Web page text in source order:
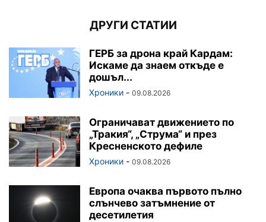
ДРУГИ СТАТИИ
ГЕРБ за дрона край Кардам:
Искаме да знаем откъде е
дошъл...
Хроники - 09.08.2026
Ограничават движението по
„Тракия“, „Струма“ и през
Кресненското дефиле
Хроники - 09.08.2026
Европа очаква първото пълно
слънчево затъмнение от
десетилетия